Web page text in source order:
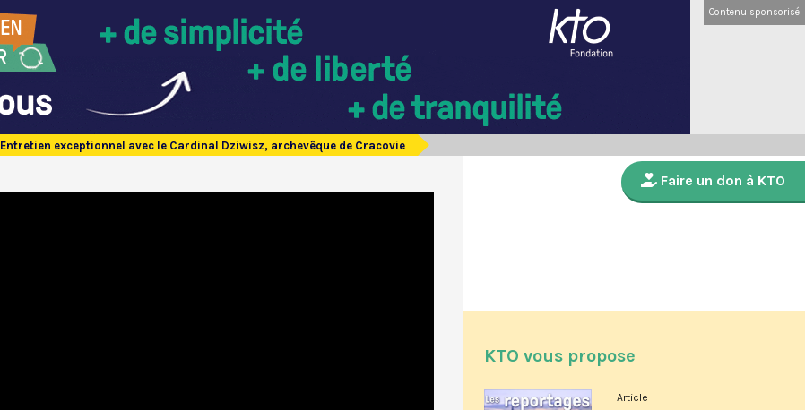
Contenu sponsorisé
Entretien exceptionnel avec le Cardinal Dziwisz, archevêque de Cracovie
Faire un don à KTO
KTO vous propose
Article